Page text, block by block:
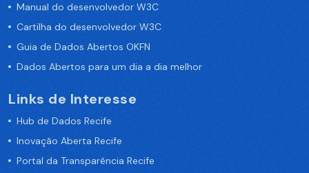
Manual do desenvolvedor W3C
Cartilha do desenvolvedor W3C
Guia de Dados Abertos OKFN
Dados Abertos para um dia a dia melhor
Links de Interesse
Hub de Dados Recife
Inovação Aberta Recife
Portal da Transparência Recife